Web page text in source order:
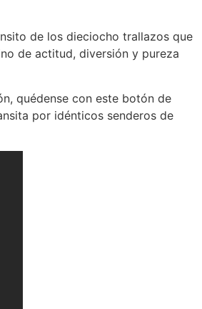
de los dieciocho trallazos que
de actitud, diversión y pureza
quédense con este botón de
por idénticos senderos de